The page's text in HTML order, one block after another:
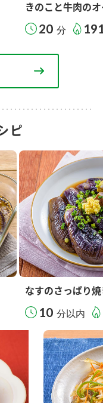
きのこと牛肉の
20 分
ピ
なすのさっぱり
10 分以内